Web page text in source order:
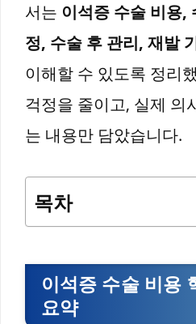
서는 이석증 수술 비용,
정, 수술 후 관리, 재발
이해할 수 있도록 정리
걱정을 줄이고, 실제 의
는 내용만 담았습니다.
목차
이석증 수술 비용
요약